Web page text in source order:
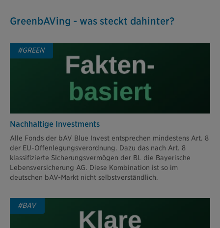
GreenbAVing - was steckt dahinter?
#GREEN
Nachhaltige Investments
Alle Fonds der bAV Blue Invest entsprechen mindestens Art. 8
der EU-Offenlegungsverordnung. Dazu das nach Art. 8
klassifizierte Sicherungsvermögen der BL die Bayerische
Lebensversicherung AG. Diese Kombination ist so im
deutschen bAV-Markt nicht selbstverständlich.
#BAV